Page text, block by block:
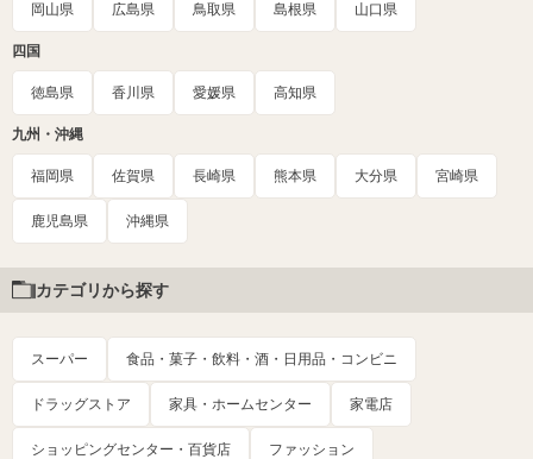
岡山県 広島県 鳥取県 島根県 山口県
四国
徳島県 香川県 愛媛県 高知県
九州・沖縄
福岡県 佐賀県 長崎県 熊本県 大分県 宮崎県
鹿児島県 沖縄県
カテゴリから探す
スーパー 食品・菓子・飲料・酒・日用品・コンビニ
ドラッグストア 家具・ホームセンター 家電店
ショッピングセンター・百貨店 ファッション